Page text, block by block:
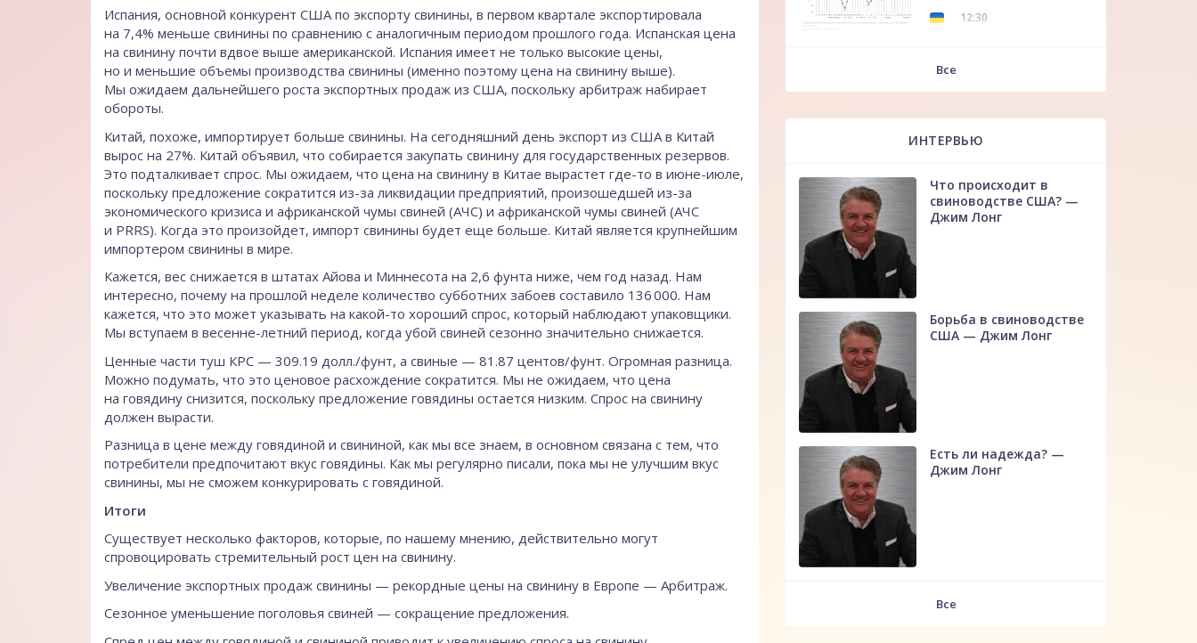
Испания, основной конкурент США по экспорту свинины, в первом квартале экспортировала
на 7,4% меньше свинины по сравнению с аналогичным периодом прошлого года. Испанская цена
на свинину почти вдвое выше американской. Испания имеет не только высокие цены,
но и меньшие объемы производства свинины (именно поэтому цена на свинину выше).
Мы ожидаем дальнейшего роста экспортных продаж из США, поскольку арбитраж набирает
обороты.
Китай, похоже, импортирует больше свинины. На сегодняшний день экспорт из США в Китай
вырос на 27%. Китай объявил, что собирается закупать свинину для государственных резервов.
Это подталкивает спрос. Мы ожидаем, что цена на свинину в Китае вырастет где-то в июне-июле,
поскольку предложение сократится из-за ликвидации предприятий, произошедшей из-за
экономического кризиса и африканской чумы свиней (АЧС) и африканской чумы свиней (АЧС
и PRRS). Когда это произойдет, импорт свинины будет еще больше. Китай является крупнейшим
импортером свинины в мире.
Кажется, вес снижается в штатах Айова и Миннесота на 2,6 фунта ниже, чем год назад. Нам
интересно, почему на прошлой неделе количество субботних забоев составило 136 000. Нам
кажется, что это может указывать на какой-то хороший спрос, который наблюдают упаковщики.
Мы вступаем в весенне-летний период, когда убой свиней сезонно значительно снижается.
Ценные части туш КРС — 309.19 долл./фунт, а свиные — 81.87 центов/фунт. Огромная разница.
Можно подумать, что это ценовое расхождение сократится. Мы не ожидаем, что цена
на говядину снизится, поскольку предложение говядины остается низким. Спрос на свинину
должен вырасти.
Разница в цене между говядиной и свининой, как мы все знаем, в основном связана с тем, что
потребители предпочитают вкус говядины. Как мы регулярно писали, пока мы не улучшим вкус
свинины, мы не сможем конкурировать с говядиной.
Итоги
Существует несколько факторов, которые, по нашему мнению, действительно могут
спровоцировать стремительный рост цен на свинину.
Увеличение экспортных продаж свинины — рекордные цены на свинину в Европе — Арбитраж.
Сезонное уменьшение поголовья свиней — сокращение предложения.
12:30
Все
ИНТЕРВЬЮ
Что происходит в
свиноводстве США? —
Джим Лонг
Борьба в свиноводстве
США — Джим Лонг
Есть ли надежда? —
Джим Лонг
Все